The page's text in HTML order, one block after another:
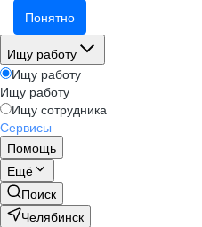
Понятно
Ищу работу
Ищу работу
Ищу работу
Ищу сотрудника
Сервисы
Помощь
Ещё
Поиск
Челябинск